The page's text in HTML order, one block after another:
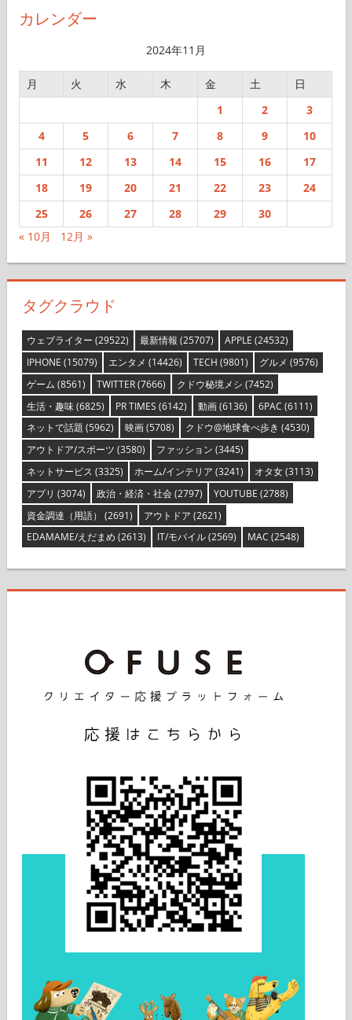
イ
カレンダー
2024年11月
月 火 水 木 金 土
日
1
2
3
4
5 6 7 8 9
10
11
12 13 14 15 16
17
18
19 20 21 22 23
24
25
26 27 28 29
30
« 10月
12月 »
タグクラウド
ウェブライター (29522) 最新情報 (25707) APPLE (24532)
IPHONE (15079) エンタメ (14426) TECH (9801) グルメ (9576)
ゲーム (8561) TWITTER(7666) クドウ秘境メシ (7452)
生活・趣味(6825) PR TIMES (6142) 動画(6136) 6PAC (6111)
ネットで話題 (5962) 映画(5708) クドウ@地球食べ歩き (4530)
アウトドア/スポーツ (3580) ファッション (3445)
ネットサービス (3325) ホーム/インテリア (3241) オタ女(3113)
アプリ (3074) 政治・経済・社会(2797) YOUTUBE (2788)
資金調達（用語） (2691) アウトドア (2621)
EDAMAME/えだまめ (2613) IT/モバイル(2569) MAC (2548)